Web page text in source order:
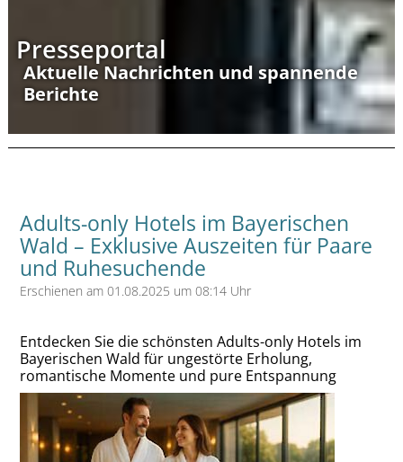
Presseportal
Aktuelle Nachrichten und spannende
Berichte
Adults-only Hotels im Bayerischen
Wald – Exklusive Auszeiten für Paare
und Ruhesuchende
Erschienen am 01.08.2025 um 08:14 Uhr
Entdecken Sie die schönsten Adults-only Hotels im
Bayerischen Wald für ungestörte Erholung,
romantische Momente und pure Entspannung